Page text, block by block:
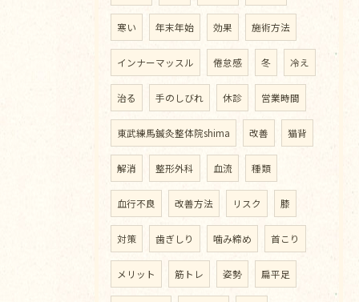
寒い 年末年始 効果 施術方法
インナーマッスル 倦怠感 冬 冷え
治る 手のしびれ 休診 営業時間
東武練馬鍼灸整体院shima 改善 猫背
解消 整形外科 血流 種類
血行不良 改善方法 リスク 膝
対策 歯ぎしり 噛み締め 首こり
メリット 筋トレ 姿勢 扁平足